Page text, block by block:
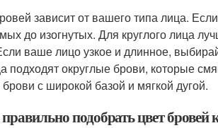
зависит от вашего типа лица.
до изогнутых. Для круглого лица
ваше лицо узкое и длинное,
подходят округлые брови, которые
брови с широкой базой и мягкой дугой.
подобрать цвет бровей